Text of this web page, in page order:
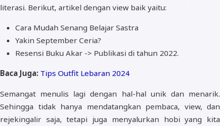
literasi. Berikut, artikel dengan view baik yaitu:
Cara Mudah Senang Belajar Sastra
Yakin September Ceria?
Resensi Buku Akar -> Publikasi di tahun 2022.
Baca Juga: Tips Outfit Lebaran 2024
Semangat menulis lagi dengan hal-hal unik dan menarik.
Sehingga tidak hanya mendatangkan pembaca, view, dan
rejekingalir saja, tetapi juga menyalurkan hobi yang kita